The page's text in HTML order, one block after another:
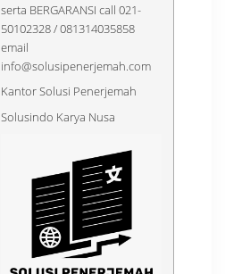
serta BERGARANSI call 021-
50102328 / 081314035858
email
info@solusipenerjemah.com
Kantor Solusi Penerjemah
Solusindo Karya Nusa